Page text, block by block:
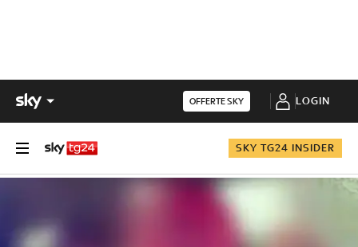
OFFERTE SKY LOGIN
SKY TG24 INSIDER